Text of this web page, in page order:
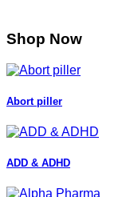
Shop Now
Abort piller
ADD & ADHD